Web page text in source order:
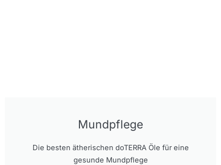
Mundpflege
Die besten ätherischen doTERRA Öle für eine
gesunde Mundpflege